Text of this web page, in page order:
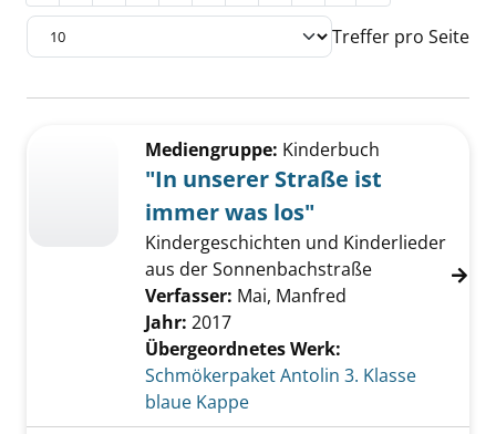
Treffer pro Seite
Zu den Suchfiltern springen
Mediengruppe: Kinderbuch
"In unserer Straße ist
immer was los"
Kindergeschichten und Kinderlieder
aus der Sonnenbachstraße
Verfasser: Mai, Manfred
Jahr: 2017
Übergeordnetes Werk:
Schmökerpaket Antolin 3. Klasse
blaue Kappe